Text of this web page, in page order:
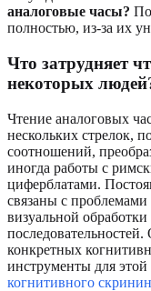
аналоговые часы?
полностью, из-за их
Что затрудняет
некоторых
Чтение аналоговых
нескольких стрелок,
соотношений,
иногда работы с
циферблатами.
связаны с
визуальной
конкретных
инструменты для
когнитивного